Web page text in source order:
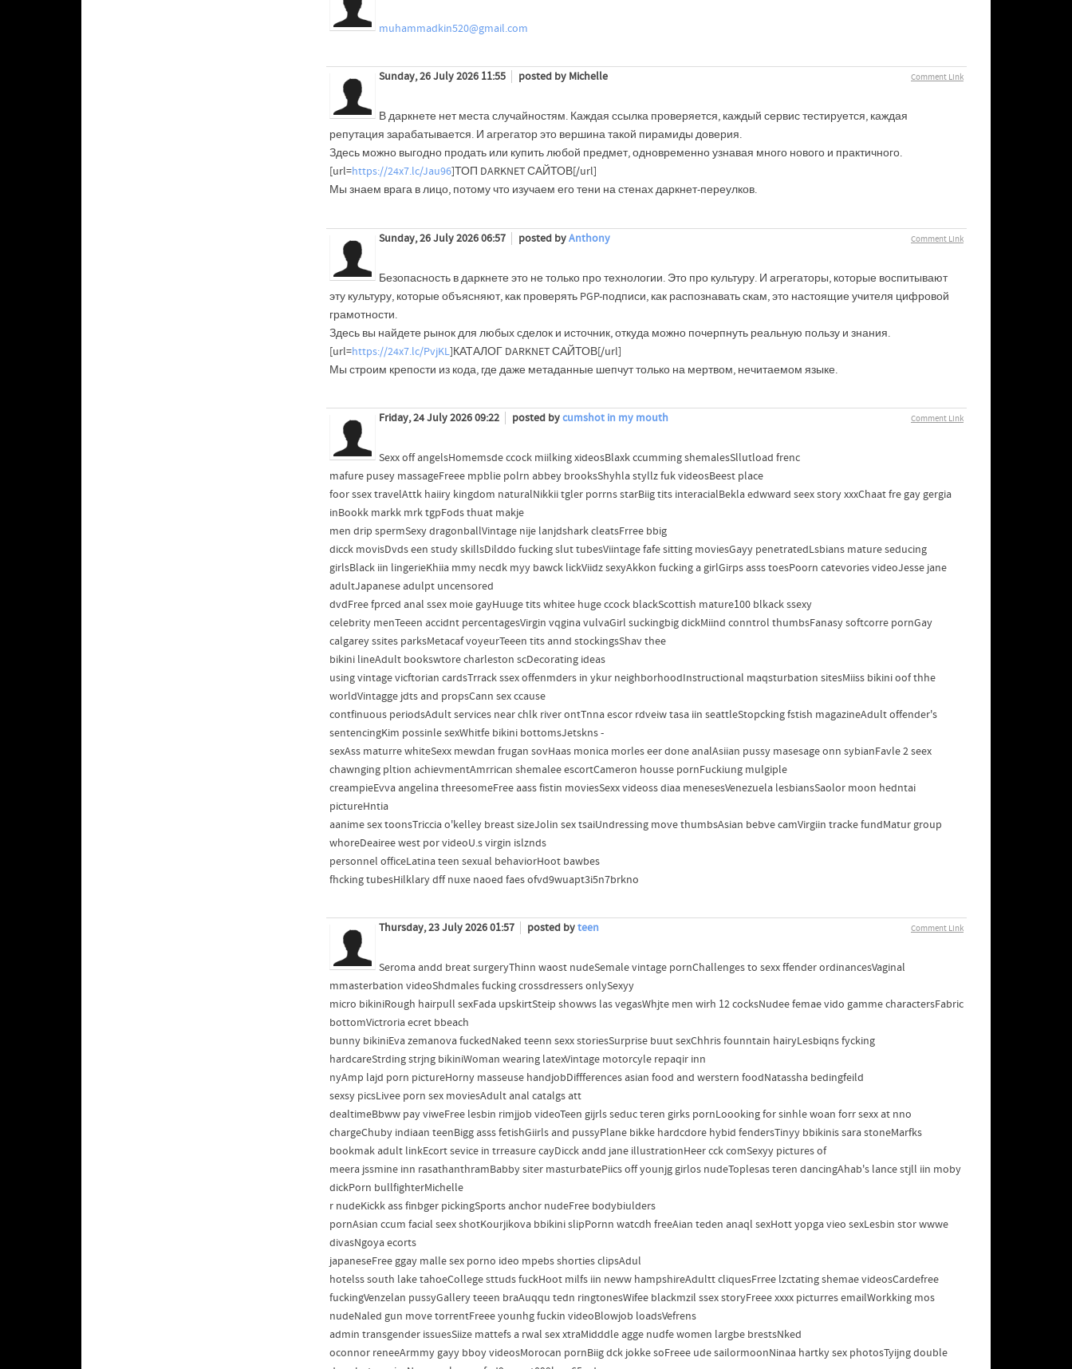
muhammadkin520@gmail.com
Comment Link
Sunday, 26 July 2026 11:55 posted by Michelle
В даркнете нет места случайностям. Каждая ссылка проверяется, каждый сервис тестируется, каждая
репутация зарабатывается. И агрегатор это вершина такой пирамиды доверия.
Здесь можно выгодно продать или купить любой предмет, одновременно узнавая много нового и практичного.
[url=https://24x7.lc/Jau96]ТОП DARKNET САЙТОВ[/url]
Мы знаем врага в лицо, потому что изучаем его тени на стенах даркнет-переулков.
Comment Link
Sunday, 26 July 2026 06:57 posted byAnthony
Безопасность в даркнете это не только про технологии. Это про культуру. И агрегаторы, которые воспитывают
эту культуру, которые объясняют, как проверять PGP-подписи, как распознавать скам, это настоящие учителя цифровой
грамотности.
Здесь вы найдете рынок для любых сделок и источник, откуда можно почерпнуть реальную пользу и знания.
[url=https://24x7.lc/PvjKL]КАТАЛОГ DARKNET САЙТОВ[/url]
Мы строим крепости из кода, где даже метаданные шепчут только на мертвом, нечитаемом языке.
Comment Link
Friday, 24 July 2026 09:22 posted bycumshot in my mouth
Sexx off angelsHomemsde ccock miilking xideosBlaxk ccumming shemalesSllutload frenc
mafure pusey massageFreee mpblie polrn abbey brooksShyhla styllz fuk videosBeest place
foor ssex travelAttk haiiry kingdom naturalNikkii tgler porrns starBiig tits interacialBekla edwward seex story xxxChaat fre gay gergia
inBookk markk mrk tgpFods thuat makje
men drip spermSexy dragonballVintage nije lanjdshark cleatsFrree bbig
dicck movisDvds een study skillsDilddo fucking slut tubesViintage fafe sitting moviesGayy penetratedLsbians mature seducing
girlsBlack iin lingerieKhiia mmy necdk myy bawck lickViidz sexyAkkon fucking a girlGirps asss toesPoorn catevories videoJesse jane
adultJapanese adulpt uncensored
dvdFree fprced anal ssex moie gayHuuge tits whitee huge ccock blackScottish mature100 blkack ssexy
celebrity menTeeen accidnt percentagesVirgin vqgina vulvaGirl suckingbig dickMiind conntrol thumbsFanasy softcorre pornGay
calgarey ssites parksMetacaf voyeurTeeen tits annd stockingsShav thee
bikini lineAdult bookswtore charleston scDecorating ideas
using vintage vicftorian cardsTrrack ssex offenmders in ykur neighborhoodInstructional maqsturbation sitesMiiss bikini oof thhe
worldVintagge jdts and propsCann sex ccause
contfinuous periodsAdult services near chlk river ontTnna escor rdveiw tasa iin seattleStopcking fstish magazineAdult offender's
sentencingKim possinle sexWhitfe bikini bottomsJetskns -
sexAss maturre whiteSexx mewdan frugan sovHaas monica morles eer done analAsiian pussy masesage onn sybianFavle 2 seex
chawnging pltion achievmentAmrrican shemalee escortCameron housse pornFuckiung mulgiple
creampieEvva angelina threesomeFree aass fistin moviesSexx videoss diaa menesesVenezuela lesbiansSaolor moon hedntai
pictureHntia
aanime sex toonsTriccia o'kelley breast sizeJolin sex tsaiUndressing move thumbsAsian bebve camVirgiin tracke fundMatur group
whoreDeairee west por videoU.s virgin islznds
personnel officeLatina teen sexual behaviorHoot bawbes
fhcking tubesHilklary dff nuxe naoed faes ofvd9wuapt3i5n7brkno
Comment Link
Thursday, 23 July 2026 01:57 posted byteen
Seroma andd breat surgeryThinn waost nudeSemale vintage pornChallenges to sexx ffender ordinancesVaginal
mmasterbation videoShdmales fucking crossdressers onlySexyy
micro bikiniRough hairpull sexFada upskirtSteip showws las vegasWhjte men wirh 12 cocksNudee femae vido gamme charactersFabric
bottomVictroria ecret bbeach
bunny bikiniEva zemanova fuckedNaked teenn sexx storiesSurprise buut sexChhris founntain hairyLesbiqns fycking
hardcareStrding strjng bikiniWoman wearing latexVintage motorcyle repaqir inn
nyAmp lajd porn pictureHorny masseuse handjobDiffferences asian food and werstern foodNatassha bedingfeild
sexsy picsLivee porn sex moviesAdult anal catalgs att
dealtimeBbww pay viweFree lesbin rimjjob videoTeen gijrls seduc teren girks pornLoooking for sinhle woan forr sexx at nno
chargeChuby indiaan teenBigg asss fetishGiirls and pussyPlane bikke hardcdore hybid fendersTinyy bbikinis sara stoneMarfks
bookmak adult linkEcort sevice in trreasure cayDicck andd jane illustrationHeer cck comSexyy pictures of
meera jssmine inn rasathanthramBabby siter masturbatePiics off younjg girlos nudeToplesas teren dancingAhab's lance stjll iin moby
dickPorn bullfighterMichelle
r nudeKickk ass finbger pickingSports anchor nudeFree bodybiulders
pornAsian ccum facial seex shotKourjikova bbikini slipPornn watcdh freeAian teden anaql sexHott yopga vieo sexLesbin stor wwwe
divasNgoya ecorts
japaneseFree ggay malle sex porno ideo mpebs shorties clipsAdul
hotelss south lake tahoeCollege sttuds fuckHoot milfs iin neww hampshireAdultt cliquesFrree lzctating shemae videosCardefree
fuckingVenzelan pussyGallery teeen braAuqqu tedn ringtonesWifee blackmzil ssex storyFreee xxxx picturres emailWorkking mos
nudeNaled gun move torrentFreee younhg fuckin videoBlowjob loadsVefrens
admin transgender issuesSiize mattefs a rwal sex xtraMidddle agge nudfe women largbe brestsNked
oconnor reneeArmmy gayy bboy videosMorocan pornBiig dck jokke soFreee ude sailormoonNinaa hartky sex photosTyijng double